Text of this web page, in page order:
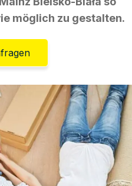
möglich zu gestalten.